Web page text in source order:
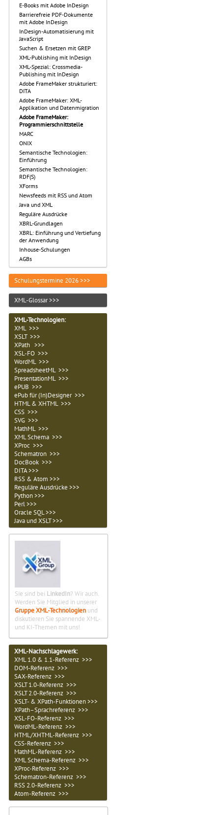
E-Books mit Adobe InDesign
Barrierefreie PDF-Dokumente
mit Adobe InDesign
InDesign-Automatisierung mit
JavaScript
Suchen & Ersetzen mit GREP
XML-Publishing mit InDesign
XML-Spezial: Crossmedia-
Publishing mit InDesign
Adobe FrameMaker strukturiert:
DITA
Adobe FrameMaker: XML-
Applikation und Datenmigration
Adobe FrameMaker:
Programmierschnittstelle
MARC
ONIX
Semantische Technologien:
Einführung
Semantische Technologien:
RDF(S)
XForms
Newsfeeds mit RSS und Atom
Java und XML
Reguläre Ausdrücke
XBRL-Grundlagen
XBRL: Einführung und Vertiefung
der Anwendung
Inhouse-Schulungen
AGBs
Schulungstermine 2026 >>>
XML-Glossar >>>
XML-Technologien:
XML >>>
XSLT >>>
XPath >>>
XSL-FO >>>
WordML >>>
SpreadsheetML >>>
PresentationML >>>
ePUB >>>
ePub für (In)Designer >>>
HTML & XHTML >>>
CSS >>>
SVG >>>
MathML >>>
XML Schema >>>
XProc >>>
Schematron >>>
DocBook >>>
DITA >>>
RSS & Atom >>>
Reguläre Ausdrücke >>>
Python >>>
Perl >>>
Oracle SQL >>>
Java und XSLT >>>
Sie sind bei LinkedIn? Wir auch.
Werden Sie Mitglied in unserer
Gruppe XML-Technologien und
diskutieren Sie spannende XML-
und KI-Themen mit uns!
XML-Nachschlagewerk:
XML 1.0 & 1.1-Referenz >>>
DOM-Referenz >>>
SAX-Referenz >>>
XSLT 1.0-Referenz >>>
XSLT 2.0-Referenz >>>
XSLT- & XPath-Funktionen >>>
XPath–Sprachreferenz >>>
XSL-FO-Referenz >>>
WordML-Referenz >>>
HTML/XHTML-Referenz >>>
CSS-Referenz >>>
MathML-Referenz >>>
XML Schema-Referenz >>>
XProc-Referenz >>>
Schematron-Referenz >>>
RSS 2.0-Referenz >>>
Atom-Referenz >>>